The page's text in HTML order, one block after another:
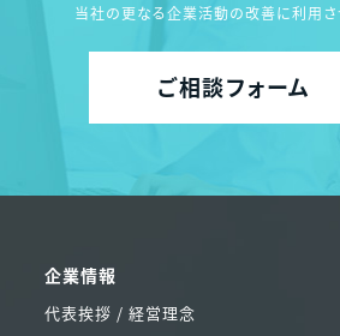
当社の更なる企業活動の改善に利用さ
ご相談フォーム
企業情報
代表挨拶 / 経営理念